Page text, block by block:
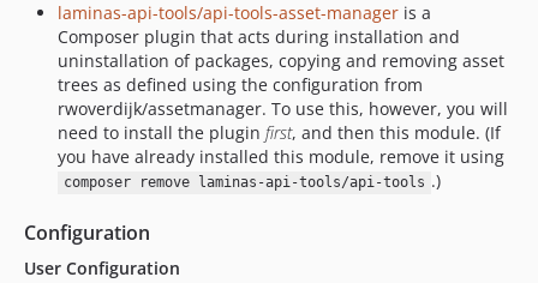
laminas-api-tools/api-tools-asset-manager is a
Composer plugin that acts during installation and
uninstallation of packages, copying and removing asset
trees as defined using the configuration from
rwoverdijk/assetmanager. To use this, however, you will
need to install the plugin first, and then this module. (If
you have already installed this module, remove it using
composer remove laminas-api-tools/api-tools .)
Configuration
User Configuration